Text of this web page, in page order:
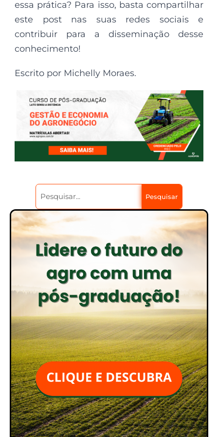
essa prática? Para isso, basta compartilhar
este post nas suas redes sociais e
contribuir para a disseminação desse
conhecimento!
Escrito por Michelly Moraes.
Pesquisar